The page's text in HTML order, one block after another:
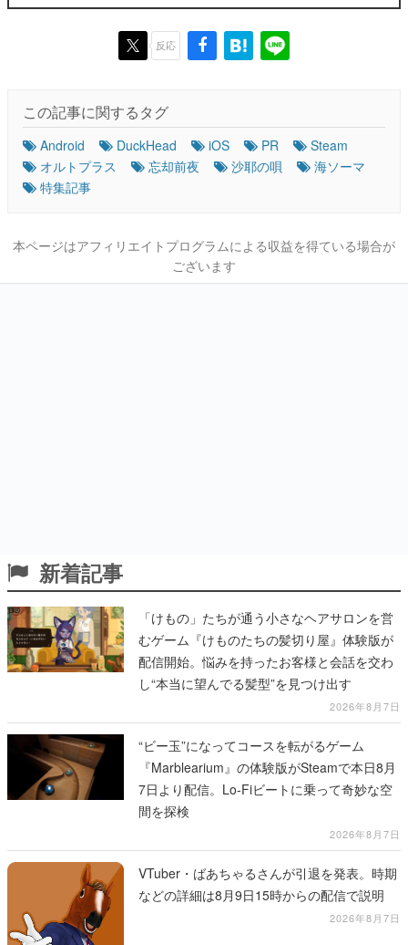
反応
この記事に関するタグ
Android DuckHead iOS PR
Steam
オルトプラス
忘却前夜 沙耶の唄
海ソーマ
特集記事
本ページはアフィリエイトプログラムによる収益を得ている場合が
ございます
新着記事
「けもの」たちが通う小さなヘアサロンを営
むゲーム『けものたちの髪切り屋』体験版が
配信開始。悩みを持ったお客様と会話を交わ
し“本当に望んでる髪型”を見つけ出す
2026年8月7日
“ビー玉”になってコースを転がるゲーム
『Marblearium』の体験版がSteamで本日8月
7日より配信。Lo-Fiビートに乗って奇妙な空
間を探検
2026年8月7日
VTuber・ばあちゃるさんが引退を発表。時期
などの詳細は8月9日15時からの配信で説明
2026年8月7日